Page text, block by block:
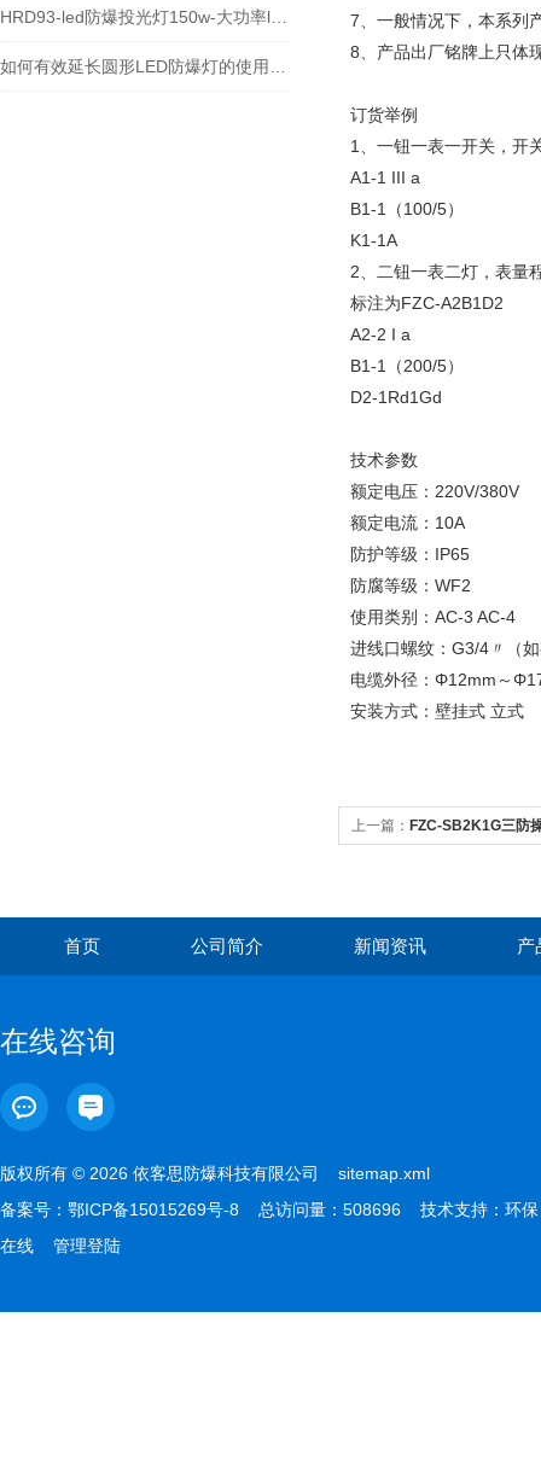
7、一般情况下，本系列
8、产品出厂铭牌上只体
订货举例
1、一钮一表一开关，开
A1-1 III a
B1-1（100/5）
K1-1A
2、二钮一表二灯，表量
标注为FZC-A2B1D2
A2-2 I a
B1-1（200/5）
D2-1Rd1Gd
技术参数
额定电压：220V/380V
额定电流：10A
防护等级：IP65
防腐等级：WF2
使用类别：AC-3 AC-4
进线口螺纹：G3/4〃（
电缆外径：Φ12mm～
安装方式：壁挂式 立式
上一篇： FZC-SB2K1G三防
首页 公司简介 新闻资讯 产
在线咨询
版权所有 © 2026 依客思防爆科技有限公司 sitemap.xml
备案号： 鄂ICP备15015269号-8 总访问量：508696 技术支持： 环保
在线
管理登陆